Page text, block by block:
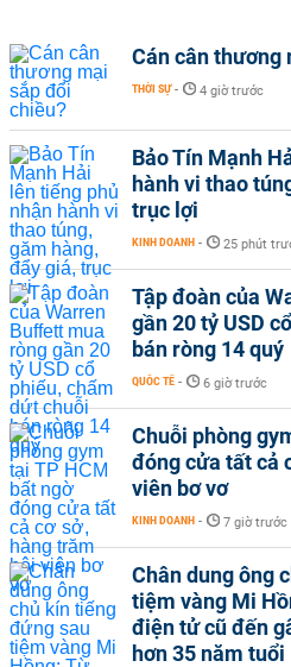
Cán cân thương
THỜI SỰ - 4 giờ trước
Bảo Tín Mạnh
hành vi thao
trục lợi
KINH DOANH - 25 phút
Tập đoàn của
gần 20 tỷ USD
bán ròng 14 quý
QUỐC TẾ - 6 giờ trước
Chuỗi phòng
đóng cửa tất cả
viên bơ vơ
KINH DOANH - 7 giờ trước
Chân dung ông
tiệm vàng Mi
điện tử cũ đến
hơn 35 năm tuổi